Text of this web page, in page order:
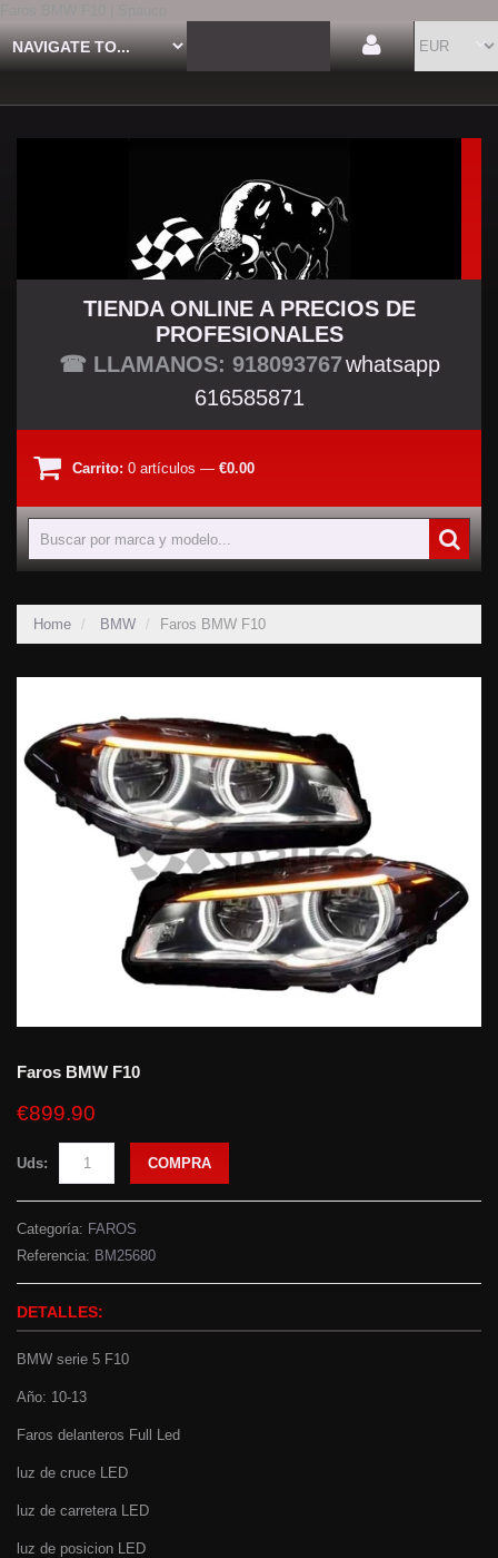
TU TIENDA TUNING
TIENDA ONLINE A PRECIOS DE
PROFESIONALES
☎ LLAMANOS: 918093767whatsapp
616585871
Carrito: 0 artículos — €0.00
Home BMW Faros BMW F10
Faros BMW F10
€899.90
Uds: COMPRA
Categoría: FAROS
Referencia: BM25680
DETALLES:
BMW serie 5 F10
Año: 10-13
Faros delanteros Full Led
luz de cruce LED
luz de carretera LED
luz de posicion LED